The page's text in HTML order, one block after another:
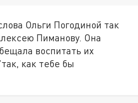
Ольги Погодиной так
Пиманову. Она
воспитать их
как тебе бы